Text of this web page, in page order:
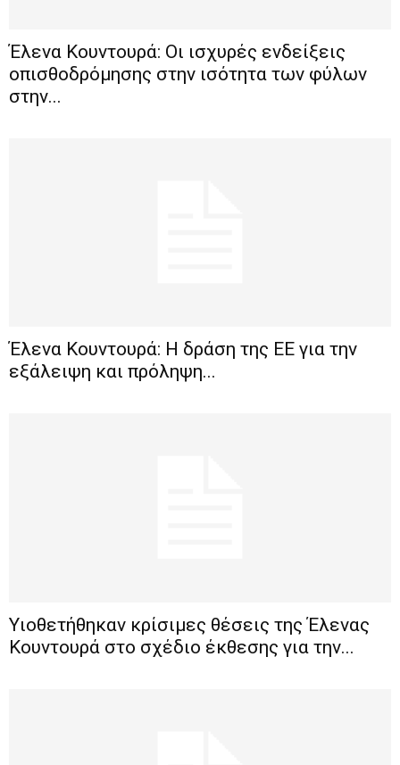
Έλενα Κουντουρά: Οι ισχυρές ενδείξεις
οπισθοδρόμησης στην ισότητα των φύλων
στην...
Έλενα Κουντουρά: Η δράση της ΕΕ για την
εξάλειψη και πρόληψη...
Υιοθετήθηκαν κρίσιμες θέσεις της Έλενας
Κουντουρά στο σχέδιο έκθεσης για την...